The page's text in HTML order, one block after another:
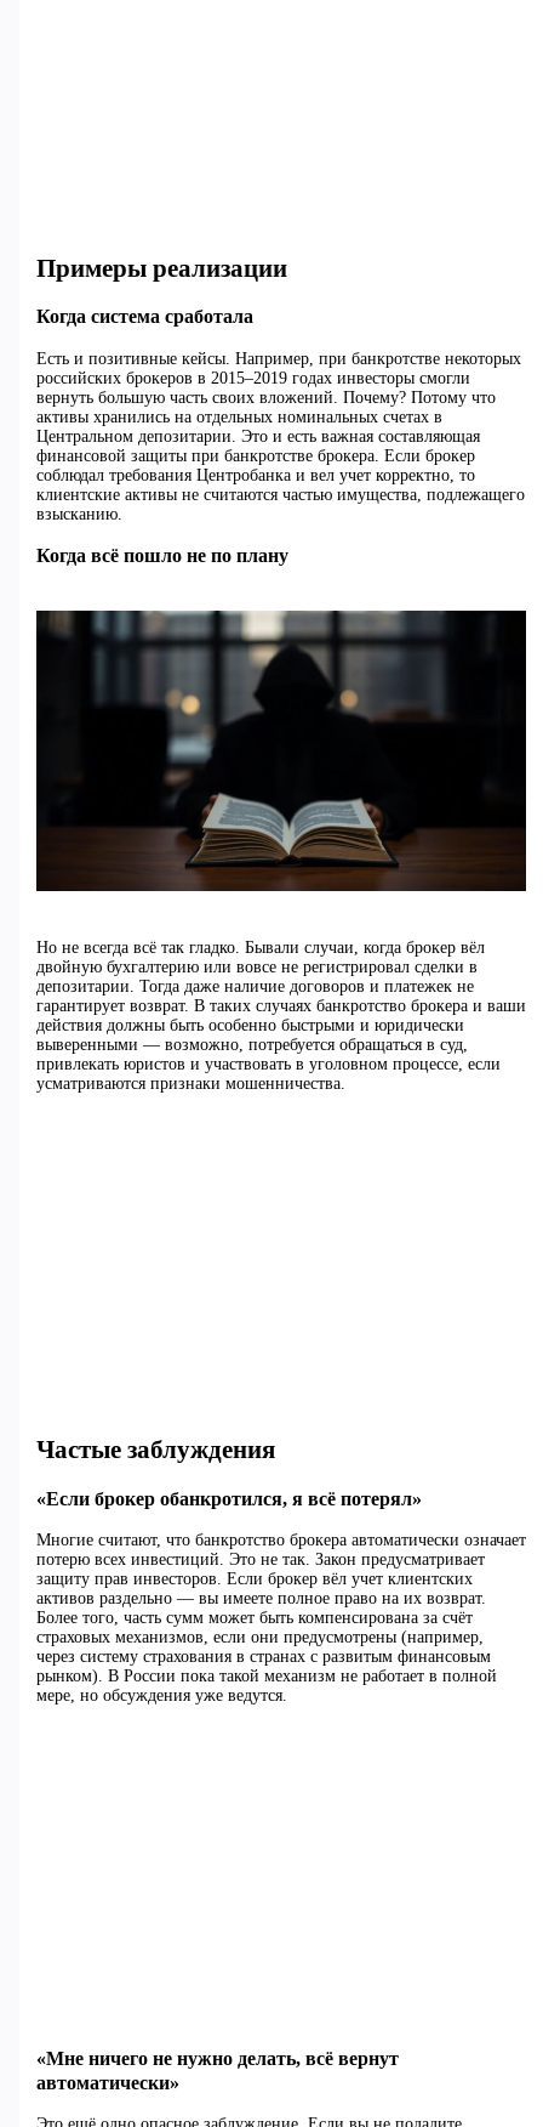
Примеры реализации
Когда система сработала
Есть и позитивные кейсы. Например, при банкротстве некоторых
российских брокеров в 2015–2019 годах инвесторы смогли
вернуть большую часть своих вложений. Почему? Потому что
активы хранились на отдельных номинальных счетах в
Центральном депозитарии. Это и есть важная составляющая
финансовой защиты при банкротстве брокера. Если брокер
соблюдал требования Центробанка и вел учет корректно, то
клиентские активы не считаются частью имущества, подлежащего
взысканию.
Когда всё пошло не по плану
Но не всегда всё так гладко. Бывали случаи, когда брокер вёл
двойную бухгалтерию или вовсе не регистрировал сделки в
депозитарии. Тогда даже наличие договоров и платежек не
гарантирует возврат. В таких случаях банкротство брокера и ваши
действия должны быть особенно быстрыми и юридически
выверенными — возможно, потребуется обращаться в суд,
привлекать юристов и участвовать в уголовном процессе, если
усматриваются признаки мошенничества.
Частые заблуждения
«Если брокер обанкротился, я всё потерял»
Многие считают, что банкротство брокера автоматически означает
потерю всех инвестиций. Это не так. Закон предусматривает
защиту прав инвесторов. Если брокер вёл учет клиентских
активов раздельно — вы имеете полное право на их возврат.
Более того, часть сумм может быть компенсирована за счёт
страховых механизмов, если они предусмотрены (например,
через систему страхования в странах с развитым финансовым
рынком). В России пока такой механизм не работает в полной
мере, но обсуждения уже ведутся.
«Мне ничего не нужно делать, всё вернут
автоматически»